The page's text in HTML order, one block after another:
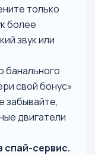
только
более
звук или
банального
свой бонус»
забывайте,
двигатели
спай-сервис.